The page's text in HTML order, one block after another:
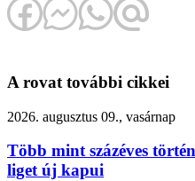
A rovat további cikkei
2026. augusztus 09., vasárnap
Több mint százéves
liget új kapui